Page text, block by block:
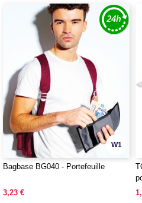
W1
Bagbase BG040 - Portefeuille
3,23 €